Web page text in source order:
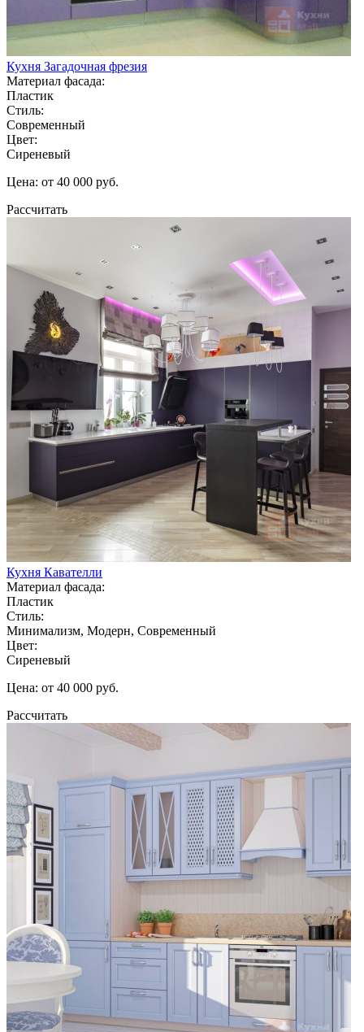
Кухня Загадочная фрезия
Материал фасада:
Пластик
Стиль:
Современный
Цвет:
Сиреневый
Цена: от 40 000 руб.
Рассчитать
Кухня Кавателли
Материал фасада:
Пластик
Стиль:
Минимализм, Модерн, Современный
Цвет:
Сиреневый
Цена: от 40 000 руб.
Рассчитать